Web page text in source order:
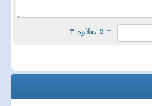
= ۵ بعلاوه ۳